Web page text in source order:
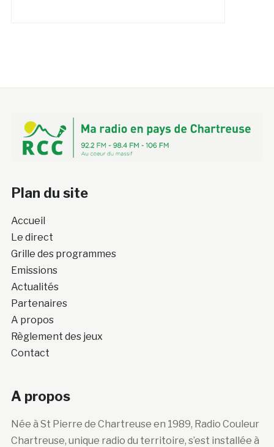
Plan du site
Accueil
Le direct
Grille des programmes
Emissions
Actualités
Partenaires
A propos
Règlement des jeux
Contact
A propos
Née à St Pierre de Chartreuse en 1989, Radio Couleur
Chartreuse, unique radio du territoire, s’est installée à